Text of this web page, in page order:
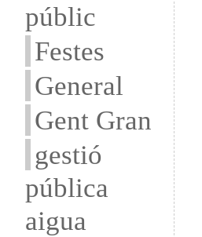
públic
Festes
General
Gent Gran
gestió
pública
aigua